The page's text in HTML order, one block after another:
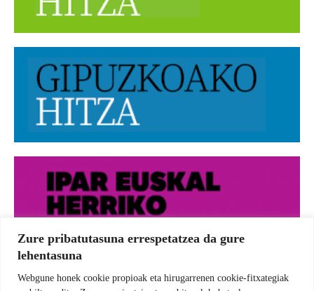
Zure pribatutasuna errespetatzea da gure
lehentasuna
Webgune honek cookie propioak eta hirugarrenen cookie-fitxategiak